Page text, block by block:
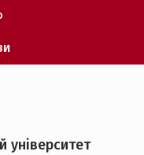
університет